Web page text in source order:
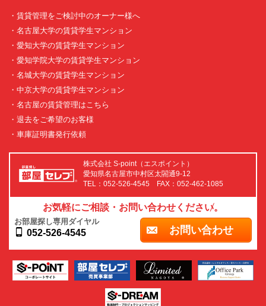
・賃貸管理をご検討中のオーナー様へ
・名古屋大学の賃貸学生マンション
・愛知大学の賃貸学生マンション
・愛知学院大学の賃貸学生マンション
・名城大学の賃貸学生マンション
・中京大学の賃貸学生マンション
・名古屋の賃貸管理はこちら
・退去をご希望のお客様
・車庫証明書発行依頼
株式会社 S-point（エスポイント）
愛知県名古屋市中村区太閤通9-12
TEL：052-526-4545 FAX：052-462-1085
お気軽にご相談・お問い合わせください。
お部屋探し専用ダイヤル
052-526-4545 お問い合わせ